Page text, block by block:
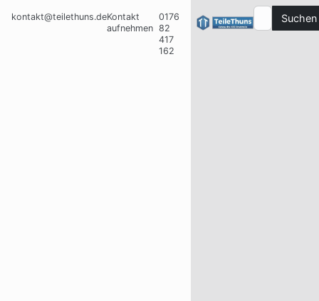
kontakt@teilethuns.deKontakt
aufnehmen
0176
82
417
162
Suchen